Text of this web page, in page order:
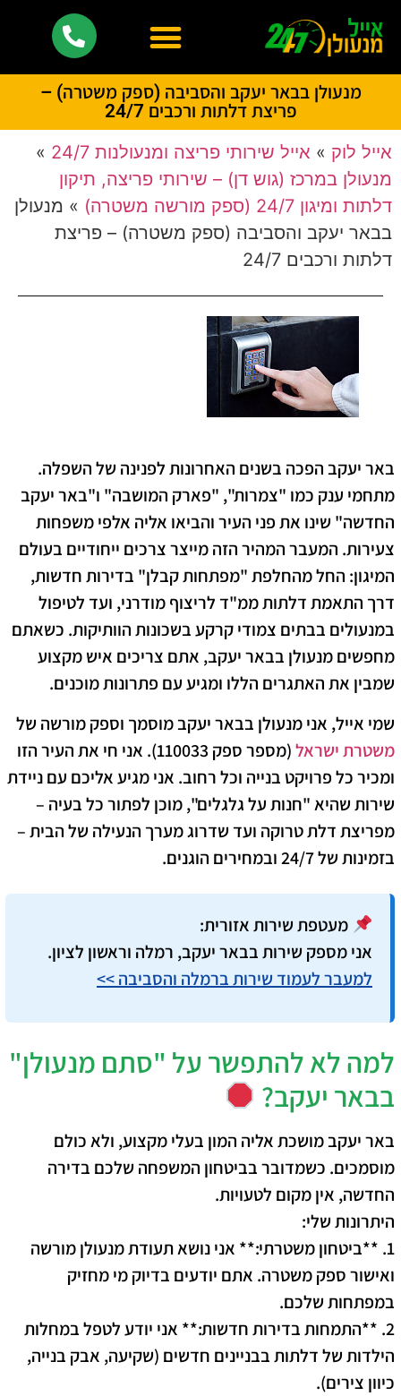
מנעולן בבאר יעקב והסביבה (ספק משטרה) –
פריצת דלתות ורכבים 24/7
אייל לוק » אייל שירותי פריצה ומנעולנות 24/7
»
מנעולן במרכז (גוש דן) – שירותי פריצה, תיקון
דלתות ומיגון 24/7 (ספק מורשה משטרה)
» מנעולן
בבאר יעקב והסביבה (ספק משטרה) – פריצת
דלתות ורכבים 24/7
באר יעקב הפכה בשנים האחרונות לפנינה של השפלה.
מתחמי ענק כמו "צמרות", "פארק המושבה" ו"באר יעקב
החדשה" שינו את פני העיר והביאו אליה אלפי משפחות
צעירות. המעבר המהיר הזה מייצר צרכים ייחודיים בעולם
המיגון: החל מהחלפת "מפתחות קבלן" בדירות חדשות,
דרך התאמת דלתות ממ"ד לריצוף מודרני, ועד לטיפול
במנעולים בבתים צמודי קרקע בשכונות הוותיקות. כשאתם
מחפשיםמנעולן בבאר יעקב, אתם צריכים איש מקצוע
שמבין את האתגרים הללו ומגיע עם פתרונות מוכנים.
שמי אייל, אני מנעולן בבאר יעקב מוסמך וספק מורשה של
משטרת ישראל
(מספר ספק 110033). אני חי את העיר הזו
ומכיר כל פרויקט בנייה וכל רחוב. אני מגיע אליכם עם ניידת
שירות שהיא "חנות על גלגלים", מוכן לפתור כל בעיה –
מפריצת דלת טרוקה ועד שדרוג מערך הנעילה של הבית –
בזמינות של 24/7 ובמחירים הוגנים.
מעטפת שירות אזורית:
אני מספק שירות בבאר יעקב, רמלה וראשון לציון.
למעבר לעמוד שירות ברמלה והסביבה >>
למה לא להתפשר על "סתם מנעולן"
בבאר יעקב?
באר יעקב מושכת אליה המון בעלי מקצוע, ולא כולם
מוסמכים. כשמדובר בביטחון המשפחה שלכם בדירה
החדשה, אין מקום לטעויות.
היתרונות שלי:
1. **ביטחון משטרתי:** אני נושא תעודת מנעולן מורשה
ואישור ספק משטרה. אתם יודעים בדיוק מי מחזיק
במפתחות שלכם.
2. **התמחות בדירות חדשות:** אני יודע לטפל במחלות
הילדות של דלתות בבניינים חדשים (שקיעה, אבק בנייה,
כיוון צירים).